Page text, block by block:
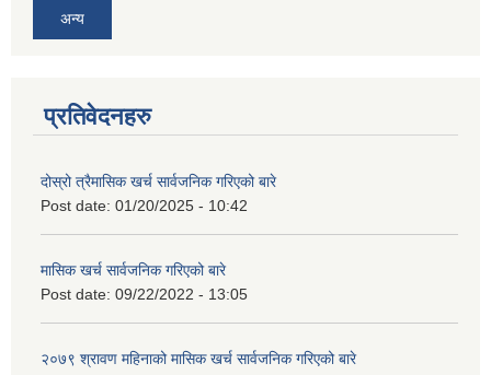
अन्य
प्रतिवेदनहरु
दोस्रो त्रैमासिक खर्च सार्वजनिक गरिएको बारे
Post date: 01/20/2025 - 10:42
मासिक खर्च सार्वजनिक गरिएको बारे
Post date: 09/22/2022 - 13:05
२०७९ श्रावण महिनाको मासिक खर्च सार्वजनिक गरिएको बारे